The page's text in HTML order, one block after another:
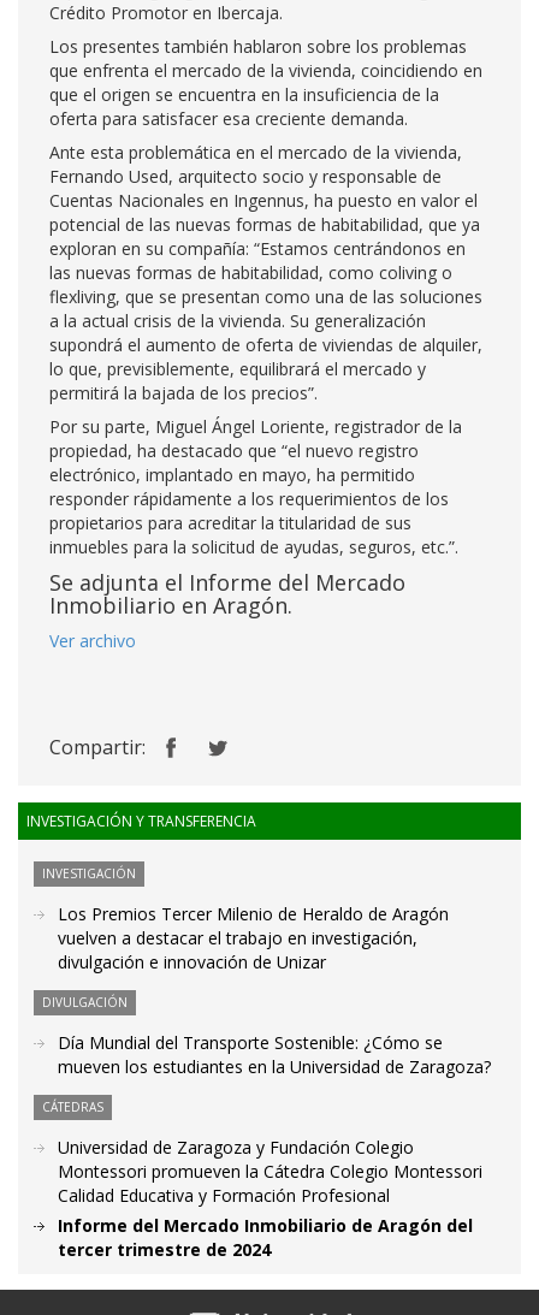
Crédito Promotor en Ibercaja.
Los presentes también hablaron sobre los problemas
que enfrenta el mercado de la vivienda, coincidiendo en
que el origen se encuentra en la insuficiencia de la
oferta para satisfacer esa creciente demanda.
Ante esta problemática en el mercado de la vivienda,
Fernando Used, arquitecto socio y responsable de
Cuentas Nacionales en Ingennus, ha puesto en valor el
potencial de las nuevas formas de habitabilidad, que ya
exploran en su compañía: “Estamos centrándonos en
las nuevas formas de habitabilidad, como coliving o
flexliving, que se presentan como una de las soluciones
a la actual crisis de la vivienda. Su generalización
supondrá el aumento de oferta de viviendas de alquiler,
lo que, previsiblemente, equilibrará el mercado y
permitirá la bajada de los precios”.
Por su parte, Miguel Ángel Loriente, registrador de la
propiedad, ha destacado que “el nuevo registro
electrónico, implantado en mayo, ha permitido
responder rápidamente a los requerimientos de los
propietarios para acreditar la titularidad de sus
inmuebles para la solicitud de ayudas, seguros, etc.”.
Se adjunta el Informe del Mercado
Inmobiliario en Aragón.
Ver archivo
Compartir:
INVESTIGACIÓN Y TRANSFERENCIA
INVESTIGACIÓN
Los Premios Tercer Milenio de Heraldo de Aragón
vuelven a destacar el trabajo en investigación,
divulgación e innovación de Unizar
DIVULGACIÓN
Día Mundial del Transporte Sostenible: ¿Cómo se
mueven los estudiantes en la Universidad de Zaragoza?
CÁTEDRAS
Universidad de Zaragoza y Fundación Colegio
Montessori promueven la Cátedra Colegio Montessori
Calidad Educativa y Formación Profesional
Informe del Mercado Inmobiliario de Aragón del
tercer trimestre de 2024